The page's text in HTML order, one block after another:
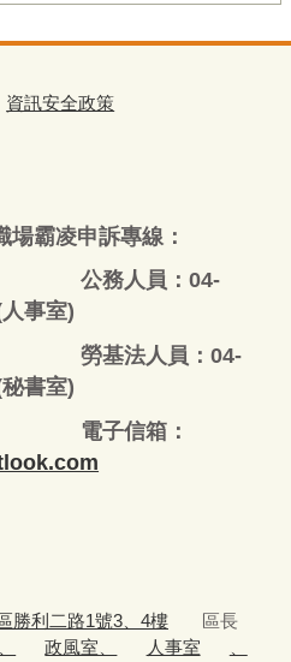
資訊安全政策
霸凌申訴專線：
：04-
事室)
員：04-
書室)
箱：
勝利二路1號3、4樓
區長
政風室、 人事室